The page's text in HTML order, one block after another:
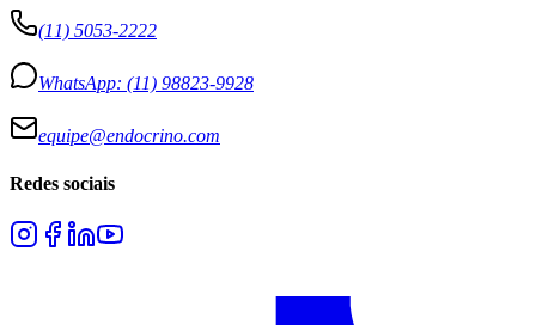
(11) 5053-2222
WhatsApp: (11) 98823-9928
equipe@endocrino.com
Redes sociais